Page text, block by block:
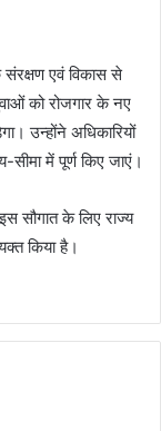
संरक्षण एवं विकास से
को रोजगार के नए
उन्होंने अधिकारियों
सीमा में पूर्ण किए जाएं।
सौगात के लिए राज्य
किया है।